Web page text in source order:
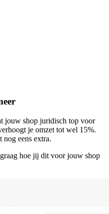
jouw shop juridisch top voor
je omzet tot wel 15%.
eens extra.
hoe jij dit voor jouw shop